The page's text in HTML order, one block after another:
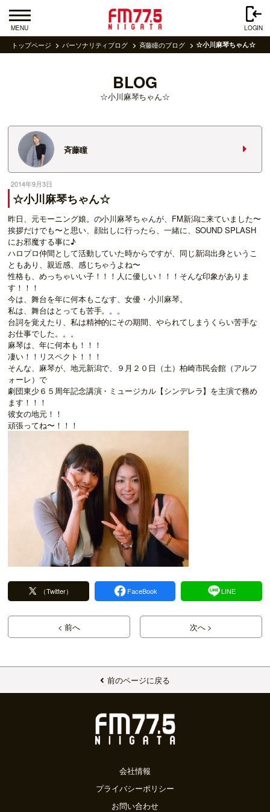
MENU LOGIN
トップページ パーソナリティブログ 斉藤瞳のブログ ☆小川麻琴ちゃん☆
BLOG
☆小川麻琴ちゃん☆
斉藤瞳
2014年9月3日
☆小川麻琴ちゃん☆
昨日、元モーニング娘。の小川麻琴ちゃんが、FM新潟に来ていました〜
挨拶だけでも〜と思い、顔出しに行ったら、一緒に、SOUND SPLASH
にお邪魔する事に♪
ハロプロ仲間として活動していた時からですが、同じ新潟出身というこ
ともあり、親近感、感じちゃうよね〜
性格も、めっちゃいい子！！！人に優しい！！！そんな印象がありま
す！！！
今は、舞台を年に何本もこなす、女優・小川麻琴。
私は、舞台はとっても苦手。。。
台詞を覚えたり、私は精神的にその期間、やられてしまうくらい苦手な
お仕事でした。。。
麻琴は、年に何本も！！！
凄い！！リスペクト！！！
そんな、麻琴が、地元新潟で、９月２０日（土）柏崎市民会館（アルフ
ォーレ）で
劇団東少６５周年記念講演・ミュージカル【シンデレラ】を主演で務め
ます！！！
彼女の地元！！
頑張ってね〜！！！
（Twitter） FaceBook LINE
< 前へ 次へ >
前のページに戻る
会社情報
プライバシーポリシー
お問い合わせ